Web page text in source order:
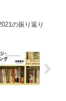
の振り返り